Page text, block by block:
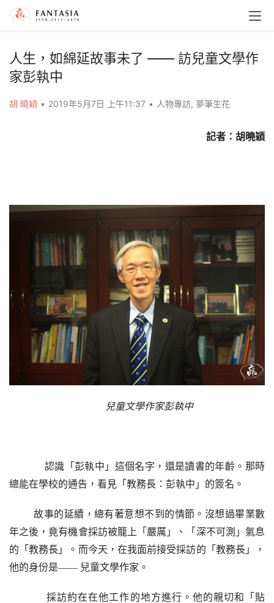
人生，如綿延故事未了 —— 訪兒童文學作
家彭執中
胡 曉穎 • 2019年5月7日 上午11:37 • 人物專訪, 夢筆生花
記者：胡曉穎
兒童文學作家彭執中
認識「彭執中」這個名字，還是讀書的年齡。那時
總能在學校的通告，看見「教務長：彭執中」的簽名。
故事的延續，總有著意想不到的情節。沒想過畢業數
年之後，竟有機會採訪被籠上「嚴厲」、「深不可測」氣息
的「教務長」。而今天，在我面前接受採訪的「教務長」，
他的身份是—— 兒童文學作家。
採訪約在在他工作的地方進行。他的親切和「貼